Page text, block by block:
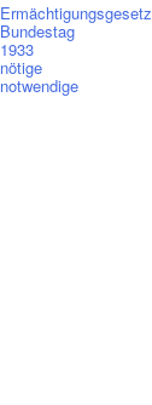
Ermächtigungsgesetz
Bundestag
1933
nötige
notwendige